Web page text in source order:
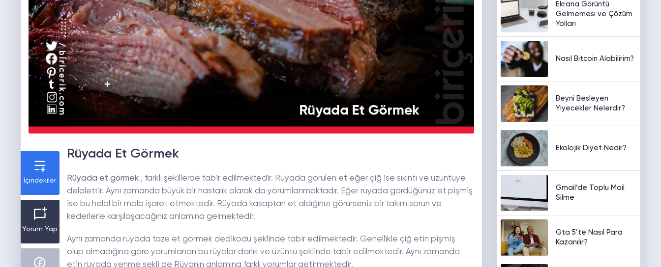
İçindekiler
Yorum Yap
Rüyada Et Görmek
Rüyada et görmek, farklı şekillerde tabir edilmektedir. Rüyada görülen et eğer çiğ ise sıkıntı ve üzüntüye
delalettir. Aynı zamanda büyük bir hastalık olarak da yorumlanmaktadır. Eğer rüyada gördüğünüz et pişmiş
ise bu helal bir mala işaret etmektedir. Rüyada kasaptan et aldığınızı görürseniz bir takım sorun ve
kederlerle karşılaşacağınız anlamına gelmektedir.
Aynı zamanda rüyada taze et görmek dedikodu şeklinde tabir edilmektedir. Genellikle çiğ etin pişmiş
olup olmadığına göre yorumlanan bu rüyalar darlık ve üzüntü şeklinde tabir edilmektedir. Aynı zamanda
etin rüyada yenme şekli de Rüyanın anlamına farklı yorumlar getirmektedir.
Ekrana Görüntü
Gelmemesi ve Çözüm
Yolları
Nasıl Bitcoin Alabilirim?
Beyni Besleyen
Yiyecekler Nelerdir?
Ekolojik Diyet Nedir?
Gmail’de Toplu Mail
Silme
Gta 5’te Nasıl Para
Kazanılır?